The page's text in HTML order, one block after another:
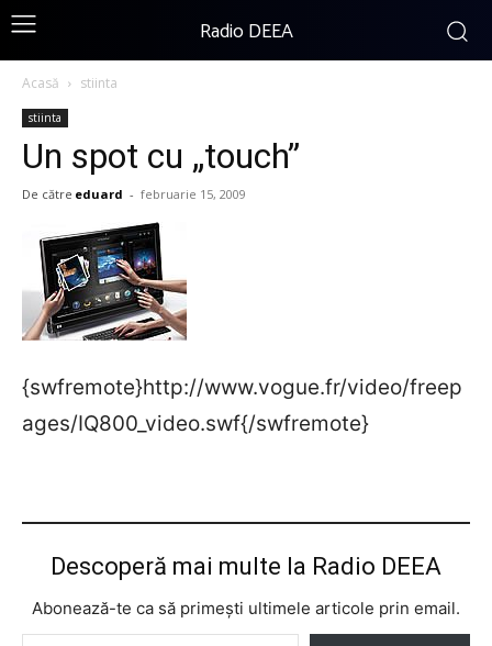
Radio DEEA
Acasă stiinta
stiinta
Un spot cu „touch”
De către eduard - februarie 15, 2009
{swfremote}http://www.vogue.fr/video/freep
ages/IQ800_video.swf{/swfremote}
Descoperă mai multe la Radio DEEA
Abonează-te ca să primești ultimele articole prin email.
Tastează emailul tău...